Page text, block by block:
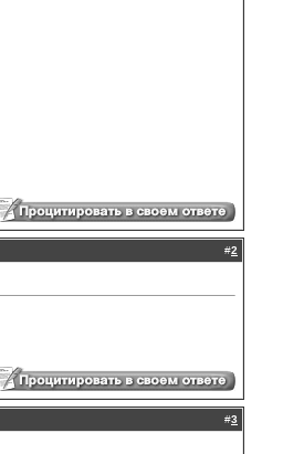
#2
#3